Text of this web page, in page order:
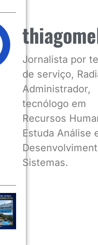
Jornalista por
de serviço,
Administrador,
tecnólogo em
Recursos
Estuda Análise
Sistemas.